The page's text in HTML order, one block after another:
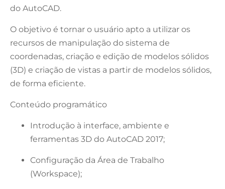
do AutoCAD.
​O objetivo é tornar o usuário apto a utilizar os
recursos de manipulação do sistema de
coordenadas, criação e edição de modelos sólidos
(3D) e criação de vistas a partir de modelos sólidos,
de forma eficiente.
Conteúdo programático
Introdução à interface, ambiente e
ferramentas 3D do AutoCAD 2017;
Configuração da Área de Trabalho
(Workspace);